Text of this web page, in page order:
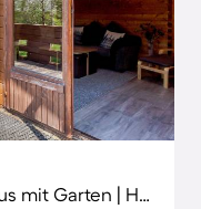
Familienfreundliches Landhaus mit Garten | Haustiere sind willkommen